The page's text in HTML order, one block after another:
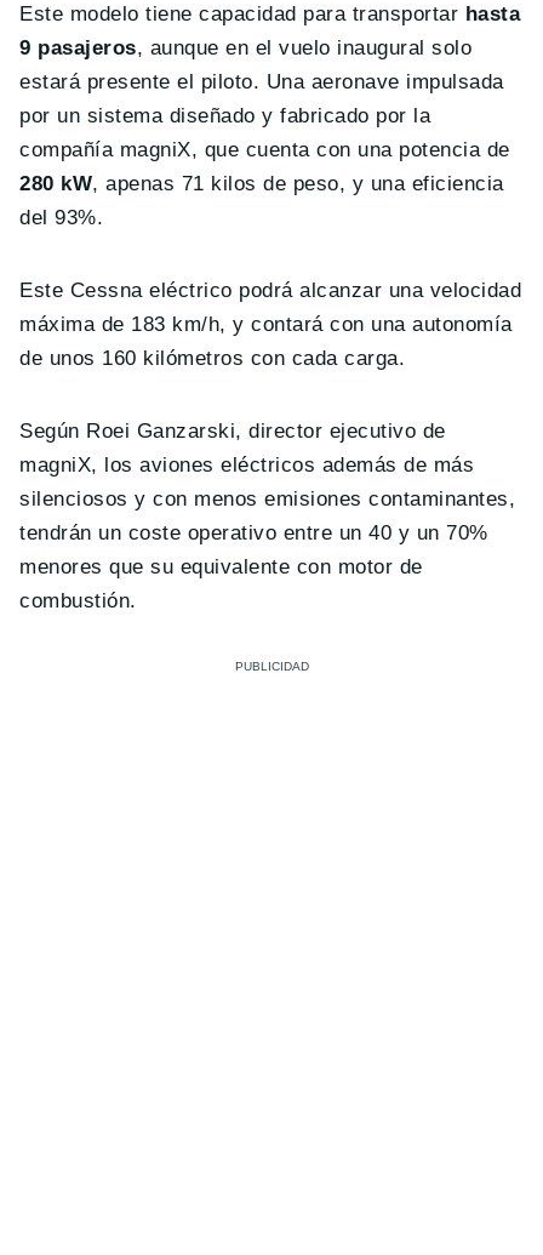
Este modelo tiene capacidad para transportar hasta
9 pasajeros, aunque en el vuelo inaugural solo
estará presente el piloto. Una aeronave impulsada
por un sistema diseñado y fabricado por la
compañía magniX, que cuenta con una potencia de
280 kW, apenas 71 kilos de peso, y una eficiencia
del 93%.
Este Cessna eléctrico podrá alcanzar una velocidad
máxima de 183 km/h, y contará con una autonomía
de unos 160 kilómetros con cada carga.
Según Roei Ganzarski, director ejecutivo de
magniX, los aviones eléctricos además de más
silenciosos y con menos emisiones contaminantes,
tendrán un coste operativo entre un 40 y un 70%
menores que su equivalente con motor de
combustión.